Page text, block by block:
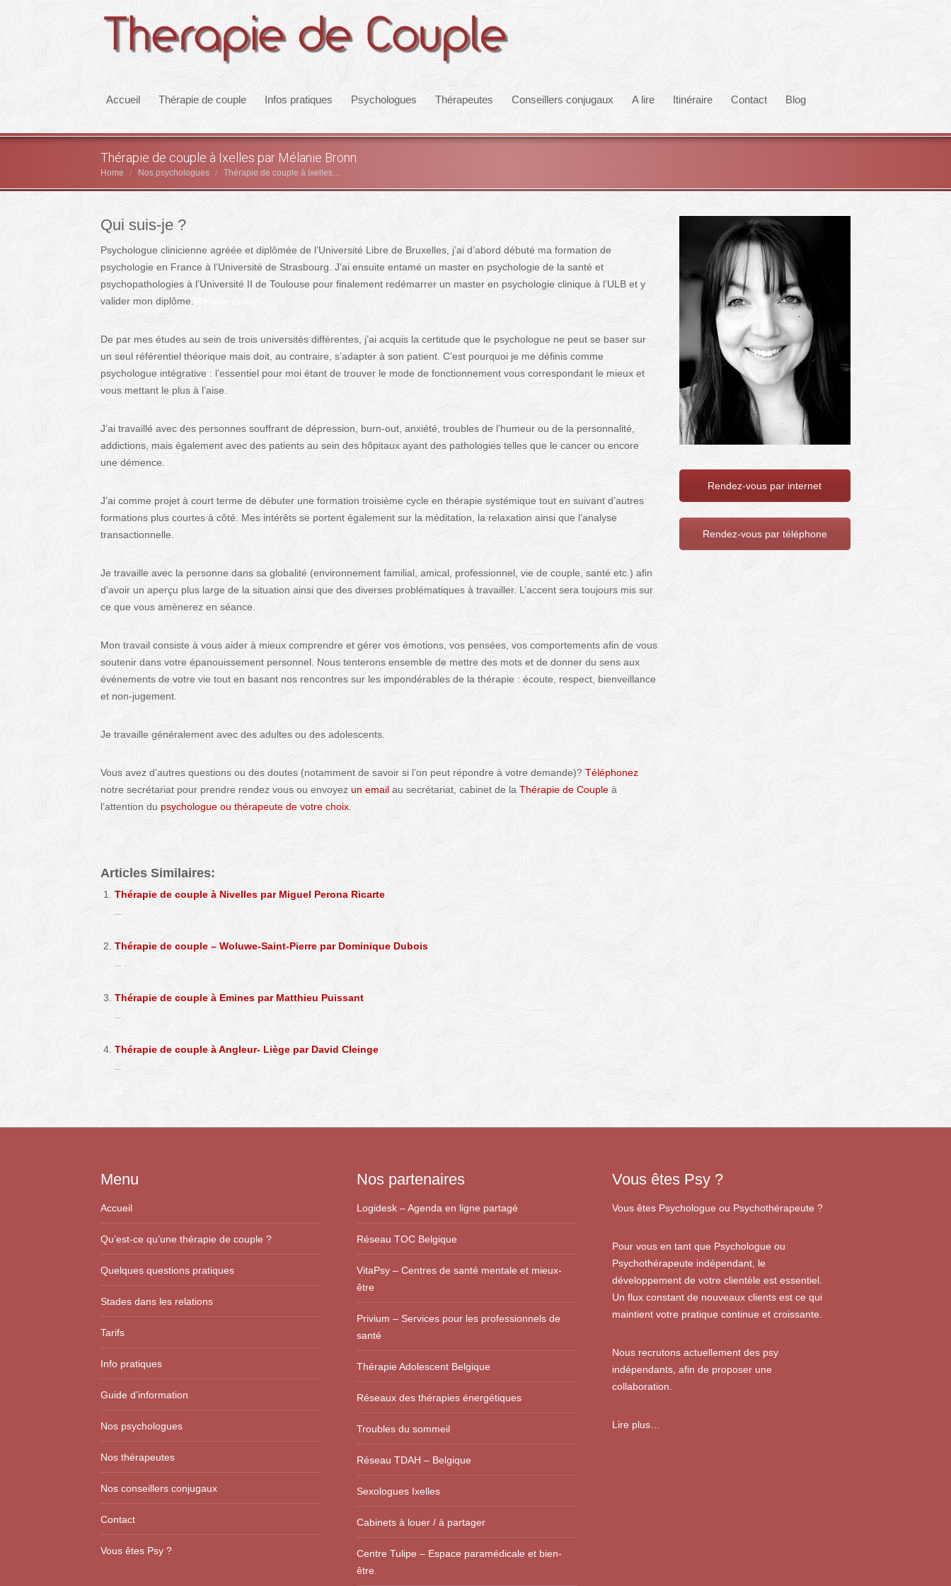
Accueil Thérapie de couple Infos pratiques Psychologues Thérapeutes Conseillers conjugaux A lire Itinéraire Contact Blog
Thérapie de couple à Ixelles par Mélanie Bronn
You are here:
Home Nos psychologues Thérapie de couple à Ixelles…
Qui suis-je ?
Psychologue clinicienne agréée et diplômée de l’Université Libre de Bruxelles, j’ai d’abord débuté ma formation de
psychologie en France à l’Université de Strasbourg. J’ai ensuite entamé un master en psychologie de la santé et
psychopathologies à l’Université II de Toulouse pour finalement redémarrer un master en psychologie clinique à l’ULB et y
valider mon diplôme.
De par mes études au sein de trois universités différentes, j’ai acquis la certitude que le psychologue ne peut se baser sur
un seul référentiel théorique mais doit, au contraire, s’adapter à son patient. C’est pourquoi je me définis comme
psychologue intégrative : l’essentiel pour moi étant de trouver le mode de fonctionnement vous correspondant le mieux et
vous mettant le plus à l’aise.
J’ai travaillé avec des personnes souffrant de dépression, burn-out, anxiété, troubles de l’humeur ou de la personnalité,
addictions, mais également avec des patients au sein des hôpitaux ayant des pathologies telles que le cancer ou encore
une démence.
J’ai comme projet à court terme de débuter une formation troisième cycle en thérapie systémique tout en suivant d’autres
formations plus courtes à côté. Mes intérêts se portent également sur la méditation, la relaxation ainsi que l’analyse
transactionnelle.
Je travaille avec la personne dans sa globalité (environnement familial, amical, professionnel, vie de couple, santé etc.) afin
d’avoir un aperçu plus large de la situation ainsi que des diverses problématiques à travailler. L’accent sera toujours mis sur
ce que vous amènerez en séance.
Mon travail consiste à vous aider à mieux comprendre et gérer vos émotions, vos pensées, vos comportements afin de vous
soutenir dans votre épanouissement personnel. Nous tenterons ensemble de mettre des mots et de donner du sens aux
événements de votre vie tout en basant nos rencontres sur les impondérables de la thérapie : écoute, respect, bienveillance
et non-jugement.
Je travaille généralement avec des adultes ou des adolescents.
Vous avez d’autres questions ou des doutes (notamment de savoir si l’on peut répondre à votre demande)? Téléphonez
notre secrétariat pour prendre rendez vous ou envoyez un email au secrétariat, cabinet de la Thérapie de Couple à
l’attention du psychologue ou thérapeute de votre choix.
Rendez-vous par internet
Rendez-vous par téléphone
Articles Similaires:
Thérapie de couple à Nivelles par Miguel Perona Ricarte
Thérapie de couple – Woluwe-Saint-Pierre par Dominique Dubois
Thérapie de couple à Emines par Matthieu Puissant
Thérapie de couple à Angleur- Liège par David Cleinge
Menu
Accueil
Qu’est-ce qu’une thérapie de couple ?
Quelques questions pratiques
Stades dans les relations
Tarifs
Info pratiques
Guide d’information
Nos psychologues
Nos thérapeutes
Nos conseillers conjugaux
Contact
Vous êtes Psy ?
Nos partenaires
Logidesk – Agenda en ligne partagé
Réseau TOC Belgique
VitaPsy – Centres de santé mentale et mieux-
être
Privium – Services pour les professionnels de
santé
Thérapie Adolescent Belgique
Réseaux des thérapies énergétiques
Troubles du sommeil
Réseau TDAH – Belgique
Sexologues Ixelles
Cabinets à louer / à partager
Centre Tulipe – Espace paramédicale et bien-
être.
Vous êtes Psy ?
Vous êtes Psychologue ou Psychothérapeute ?
Pour vous en tant que Psychologue ou
Psychothérapeute indépendant, le
développement de votre clientèle est essentiel.
Un flux constant de nouveaux clients est ce qui
maintient votre pratique continue et croissante.
Nous recrutons actuellement des psy
indépendants, afin de proposer une
collaboration.
Lire plus…